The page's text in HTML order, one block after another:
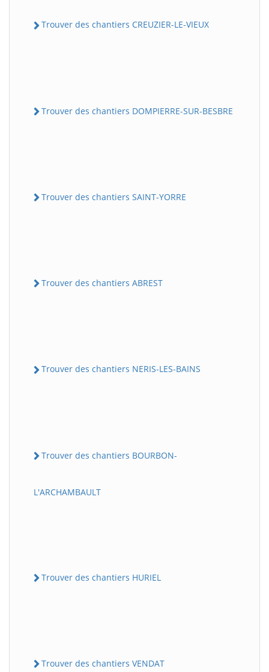
Trouver des chantiers CREUZIER-LE-VIEUX
Trouver des chantiers DOMPIERRE-SUR-BESBRE
Trouver des chantiers SAINT-YORRE
Trouver des chantiers ABREST
Trouver des chantiers NERIS-LES-BAINS
Trouver des chantiers BOURBON-
L'ARCHAMBAULT
Trouver des chantiers HURIEL
Trouver des chantiers VENDAT